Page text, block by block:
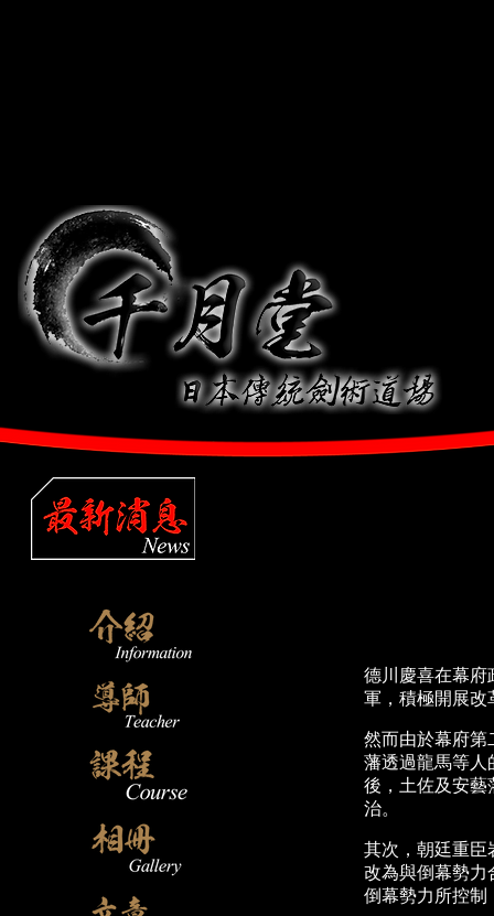
德川慶喜在幕府
軍，積極開展改
然而由於幕府第
藩透過龍馬等人
後，土佐及安藝
治。
其次，朝廷重臣
改為與倒幕勢力
倒幕勢力所控制